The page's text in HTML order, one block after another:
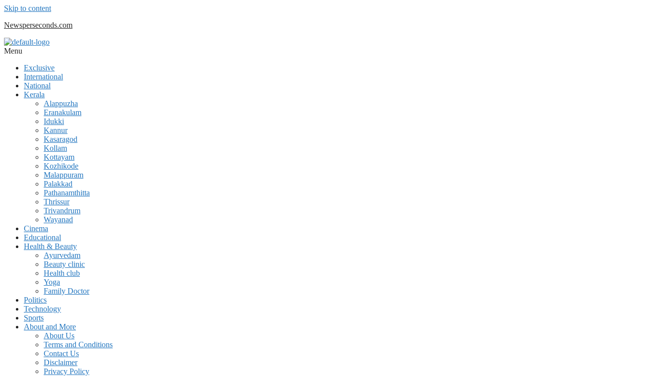
Skip to content
Newsperseconds.com
Menu
Exclusive
International
National
Kerala
Alappuzha
Eranakulam
Idukki
Kannur
Kasaragod
Kollam
Kottayam
Kozhikode
Malappuram
Palakkad
Pathanamthitta
Thrissur
Trivandrum
Wayanad
Cinema
Educational
Health & Beauty
Ayurvedam
Beauty clinic
Health club
Yoga
Family Doctor
Politics
Technology
Sports
About and More
About Us
Terms and Conditions
Contact Us
Disclaimer
Privacy Policy